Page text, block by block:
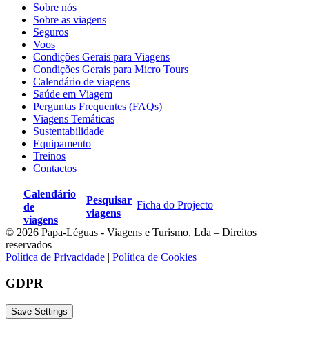
Sobre nós
Sobre as viagens
Seguros
Voos
Condições Gerais para Viagens
Condições Gerais para Micro Tours
Calendário de viagens
Saúde em Viagem
Perguntas Frequentes (FAQs)
Viagens Temáticas
Sustentabilidade
Equipamento
Treinos
Contactos
Calendário
de
viagens
Pesquisar
viagens
Ficha do Projecto
© 2026 Papa-Léguas - Viagens e Turismo, Lda – Direitos
reservados
Política de Privacidade | Política de Cookies
GDPR